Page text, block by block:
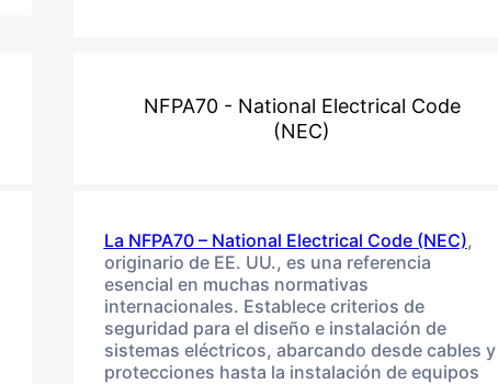
NFPA70 - National Electrical Code
(NEC)
La NFPA70 – National Electrical Code (NEC),
originario de EE. UU., es una referencia
esencial en muchas normativas
internacionales. Establece criterios de
seguridad para el diseño e instalación de
sistemas eléctricos, abarcando desde cables y
protecciones hasta la instalación de equipos